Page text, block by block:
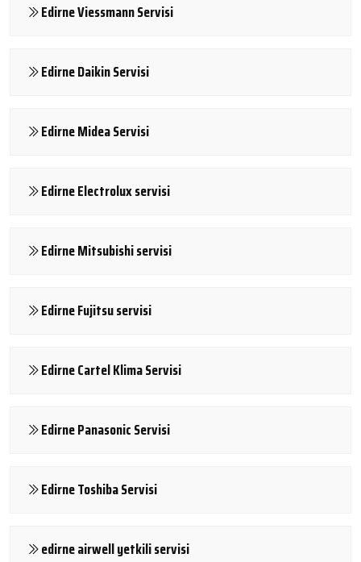
Edirne Viessmann Servisi
Edirne Daikin Servisi
Edirne Midea Servisi
Edirne Electrolux servisi
Edirne Mitsubishi servisi
Edirne Fujitsu servisi
Edirne Cartel Klima Servisi
Edirne Panasonic Servisi
Edirne Toshiba Servisi
edirne airwell yetkili servisi